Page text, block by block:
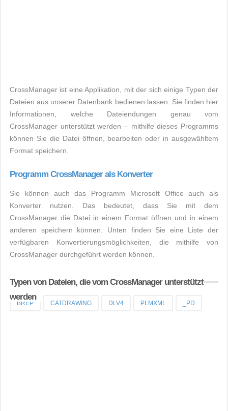
CrossManager ist eine Applikation, mit der sich einige Typen der
Dateien aus unserer Datenbank bedienen lassen. Sie finden hier
Informationen, welche Dateiendungen genau vom
CrossManager unterstützt werden – mithilfe dieses Programms
können Sie die Datei öffnen, bearbeiten oder in ausgewähltem
Format speichern.
Programm CrossManager als Konverter
Sie können auch das Programm Microsoft Office auch als
Konverter nutzen. Das bedeutet, dass Sie mit dem
CrossManager die Datei in einem Format öffnen und in einem
anderen speichern können. Unten finden Sie eine Liste der
verfügbaren Konvertierungsmöglichkeiten, die mithilfe von
CrossManager durchgeführt werden können.
Typen von Dateien, die vom CrossManager unterstützt
werden
BREP CATDRAWING DLV4 PLMXML _PD